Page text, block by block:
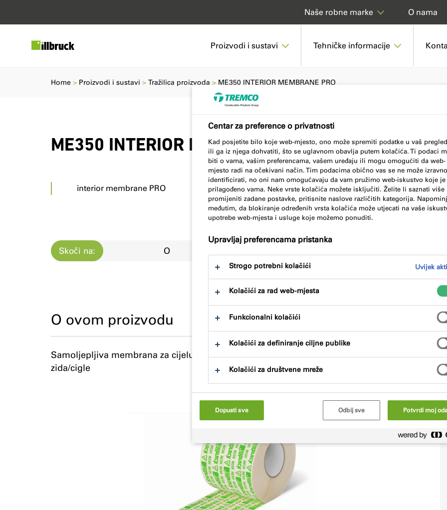
Proizvodi i sustavi Tehničke informacije
O nama
Naše robne marke
ME350 INTERIOR MEMBRANE PRO
interior membrane PRO
Home Proizvodi i sustavi Tražilica proizvoda ME350 INTERIOR MEMBRANE PRO
Skoči na: O
O ovom proizvodu
Samoljepljiva membrana za cijelu površinu za vanjsko brtvljenje prozora između okvira i
zida/cigle
Centar za preference o privatnosti
Kad posjetite bilo koje web-mjesto, ono može spremiti podatke u vaš
ili ga iz njega dohvatiti, što se uglavnom obavlja putem kolačića. Ti podaci
biti o vama, vašim preferencama, vašem uređaju ili mogu omogućiti da web-
mjesto radi na očekivani način. Tim podacima obično vas se ne može izravno
identificirati, no oni nam omogućavaju da vam pružimo web-iskustvo koje je
prilagođeno vama. Neke vrste kolačića možete isključiti. Želite li saznati više
promijeniti zadane postavke, pritisnite naslove različitih kategorija.
međutim, da blokiranje određenih vrsta kolačića može utjecati na vaše
upotrebe web-mjesta i usluge koje možemo ponuditi.
Upravljaj preferencama pristanka
Strogo potrebni kolačići Uvijek
Kolačići za rad web-mjesta
Funkcionalni kolačići
Kolačići za definiranje ciljne publike
Kolačići za društvene mreže
Dopusti sve Odbij sve Potvrdi moj